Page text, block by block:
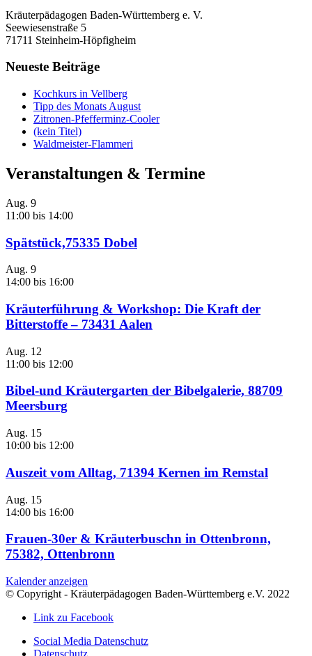
Kräuterpädagogen Baden-Württemberg e. V.
Seewiesenstraße 5
71711 Steinheim-Höpfigheim
Neueste Beiträge
Kochkurs in Vellberg
Tipp des Monats August
Zitronen-Pfefferminz-Cooler
(kein Titel)
Waldmeister-Flammeri
Veranstaltungen & Termine
Aug. 9
11:00 bis 14:00
Spätstück,75335 Dobel
Aug. 9
14:00 bis 16:00
Kräuterführung & Workshop: Die Kraft der
Bitterstoffe – 73431 Aalen
Aug. 12
11:00 bis 12:00
Bibel-und Kräutergarten der Bibelgalerie, 88709
Meersburg
Aug. 15
10:00 bis 12:00
Auszeit vom Alltag, 71394 Kernen im Remstal
Aug. 15
14:00 bis 16:00
Frauen-30er & Kräuterbuschn in Ottenbronn,
75382, Ottenbronn
Kalender anzeigen
© Copyright - Kräuterpädagogen Baden-Württemberg e.V. 2022
Link zu Facebook
Social Media Datenschutz
Datenschutz